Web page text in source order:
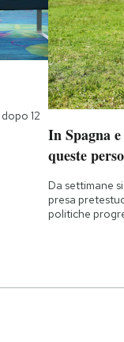
12
In Spagna
queste
Da settimane
presa
politiche